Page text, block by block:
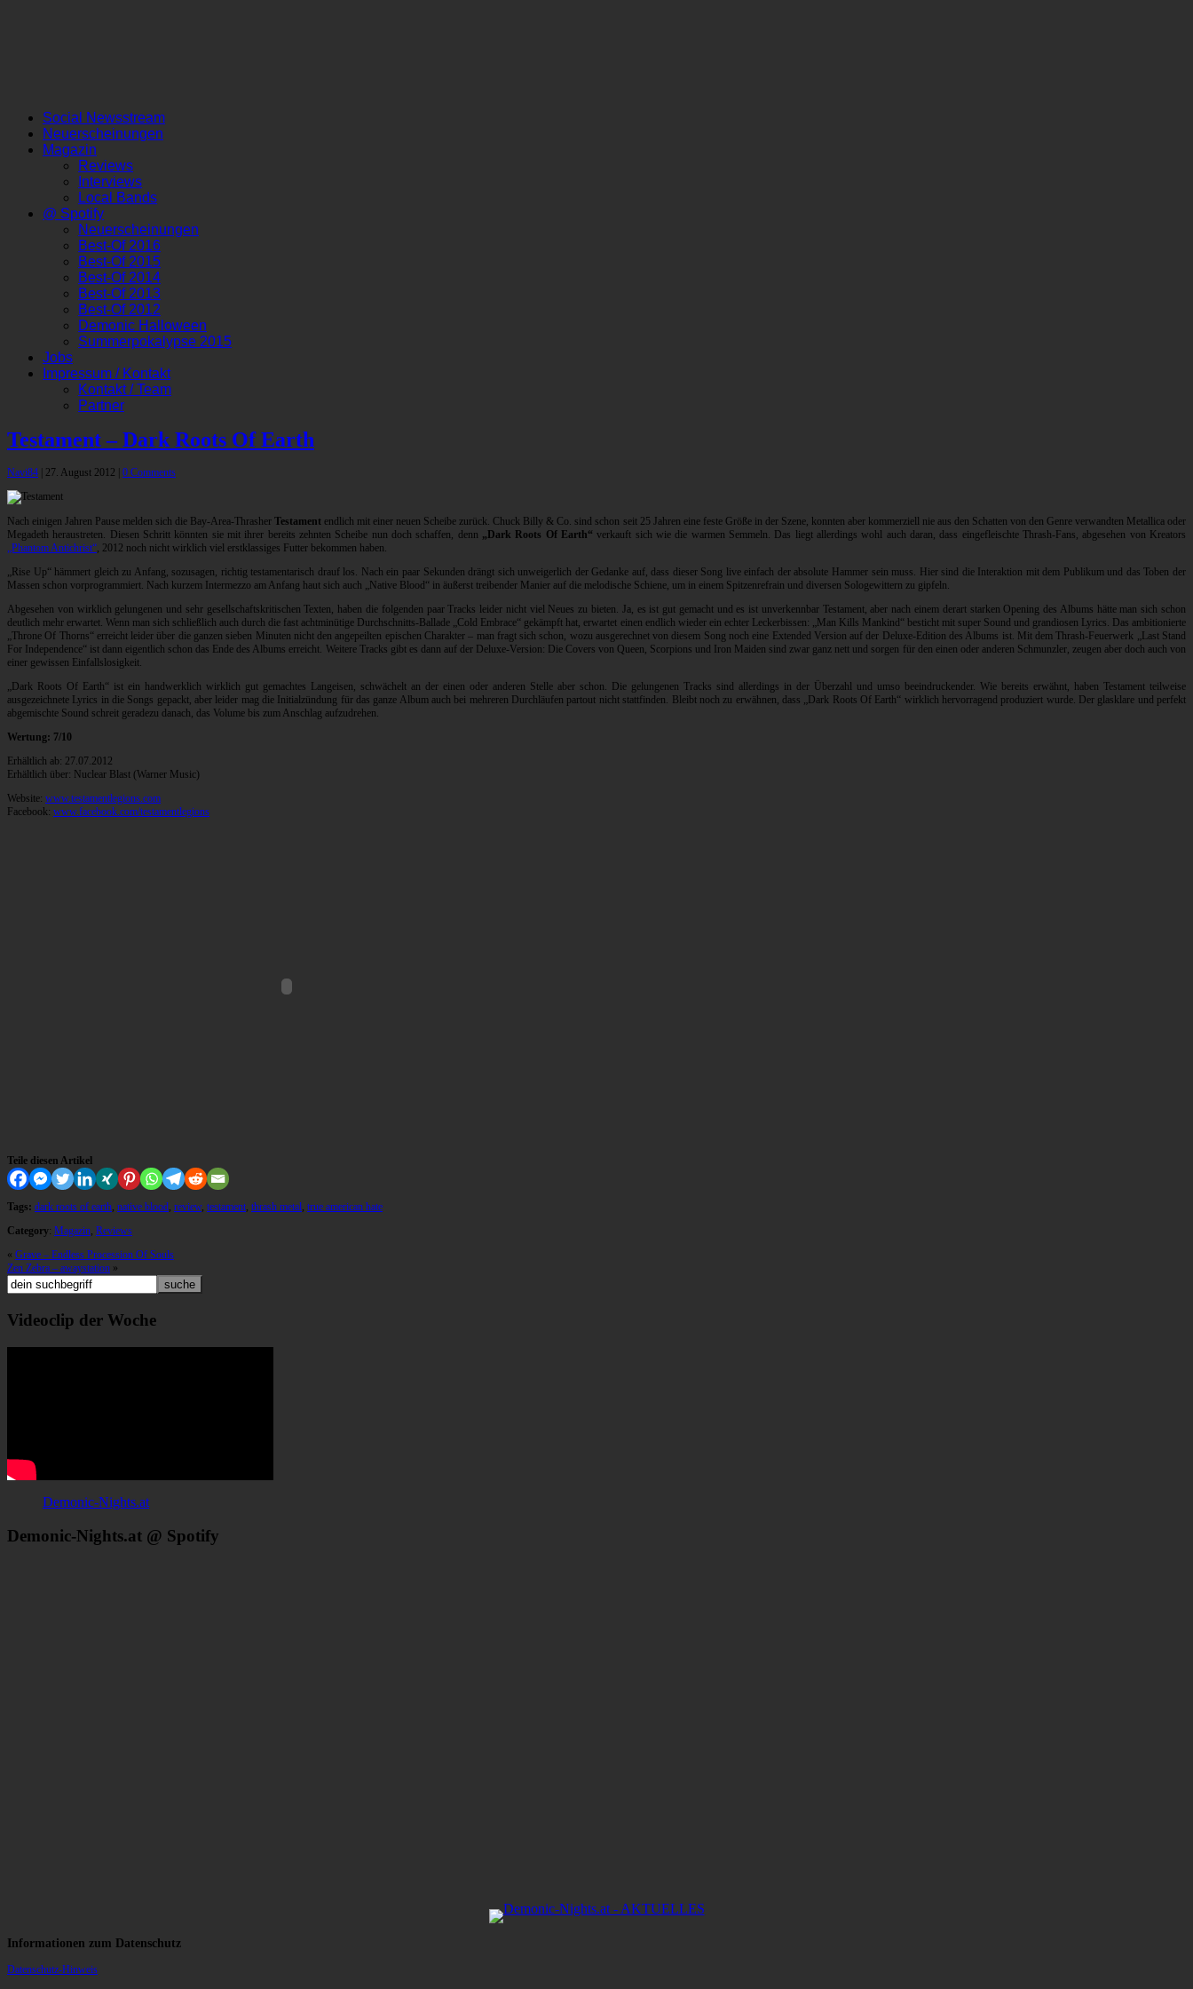
Social Newsstream
Neuerscheinungen
Magazin
Reviews
Interviews
Local Bands
@ Spotify
Neuerscheinungen
Best-Of 2016
Best-Of 2015
Best-Of 2014
Best-Of 2013
Best-Of 2012
Demonic Halloween
Summerpokalypse 2015
Jobs
Impressum / Kontakt
Kontakt / Team
Partner
Testament – Dark Roots Of Earth
Navi84 27. August 2012 0 Comments
Nach einigen Jahren Pause melden sich die Bay-Area-ThrasherTestament endlich mit einer neuen Scheibe zurück. Chuck Billy & Co. sind schon seit 25 Jahren eine feste Größe in der Szene, konnten aber kommerziell nie aus den Schatten von den Genre verwandten Metallica oder
Megadeth heraustreten. Diesen Schritt könnten sie mit ihrer bereits zehnten Scheibe nun doch schaffen, denn „Dark Roots Of Earth“ verkauft sich wie die warmen Semmeln. Das liegt allerdings wohl auch daran, dass eingefleischte Thrash-Fans, abgesehen von Kreators
„Phantom Antichrist“, 2012 noch nicht wirklich viel erstklassiges Futter bekommen haben.
„Rise Up“ hämmert gleich zu Anfang, sozusagen, richtig testamentarisch drauf los. Nach ein paar Sekunden drängt sich unweigerlich der Gedanke auf, dass dieser Song live einfach der absolute Hammer sein muss. Hier sind die Interaktion mit dem Publikum und das Toben der
Massen schon vorprogrammiert. Nach kurzem Intermezzo am Anfang haut sich auch „Native Blood“ in äußerst treibender Manier auf die melodische Schiene, um in einem Spitzenrefrain und diversen Sologewittern zu gipfeln.
Abgesehen von wirklich gelungenen und sehr gesellschaftskritischen Texten, haben die folgenden paar Tracks leider nicht viel Neues zu bieten. Ja, es ist gut gemacht und es ist unverkennbar Testament, aber nach einem derart starken Opening des Albums hätte man sich schon
deutlich mehr erwartet. Wenn man sich schließlich auch durch die fast achtminütige Durchschnitts-Ballade „Cold Embrace“ gekämpft hat, erwartet einen endlich wieder ein echter Leckerbissen: „Man Kills Mankind“ besticht mit super Sound und grandiosen Lyrics. Das ambitionierte
„Throne Of Thorns“ erreicht leider über die ganzen sieben Minuten nicht den angepeilten epischen Charakter – man fragt sich schon, wozu ausgerechnet von diesem Song noch eine Extended Version auf der Deluxe-Edition des Albums ist. Mit dem Thrash-Feuerwerk „Last Stand
For Independence“ ist dann eigentlich schon das Ende des Albums erreicht. Weitere Tracks gibt es dann auf der Deluxe-Version: Die Covers von Queen, Scorpions und Iron Maiden sind zwar ganz nett und sorgen für den einen oder anderen Schmunzler, zeugen aber doch auch von
einer gewissen Einfallslosigkeit.
„Dark Roots Of Earth“ ist ein handwerklich wirklich gut gemachtes Langeisen, schwächelt an der einen oder anderen Stelle aber schon. Die gelungenen Tracks sind allerdings in der Überzahl und umso beeindruckender. Wie bereits erwähnt, haben Testament teilweise
ausgezeichnete Lyrics in die Songs gepackt, aber leider mag die Initialzündung für das ganze Album auch bei mehreren Durchläufen partout nicht stattfinden. Bleibt noch zu erwähnen, dass „Dark Roots Of Earth“ wirklich hervorragend produziert wurde. Der glasklare und perfekt
abgemischte Sound schreit geradezu danach, das Volume bis zum Anschlag aufzudrehen.
Wertung: 7/10
Erhältlich ab: 27.07.2012
Erhältlich über: Nuclear Blast (Warner Music)
Website: www.testamentlegions.com
Facebook: www.facebook.com/testamentlegions
Teile diesen Artikel
Tags: dark roots of earth, native blood, review, testament, thrash metal, true american hate
Category: Magazin, Reviews
« Grave – Endless Procession Of Souls
Zen Zebra – awaystation »
Videoclip der Woche
Demonic-Nights.at
Demonic-Nights.at @ Spotify
Informationen zum Datenschutz
Datenschutz-Hinweis